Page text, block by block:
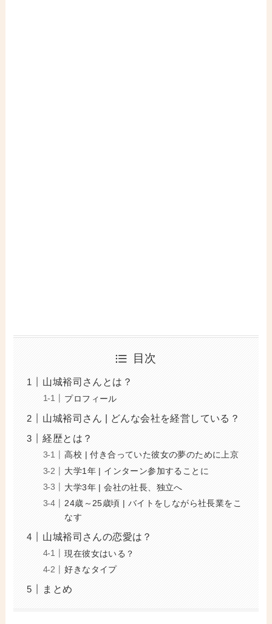
目次
山城裕司さんとは？
プロフィール
山城裕司さん | どんな会社を経営している？
経歴とは？
高校 | 付き合っていた彼女の夢のために上京
大学1年 | インターン参加することに
大学3年 | 会社の社長、独立へ
24歳～25歳頃 | バイトをしながら社長業をこ
なす
山城裕司さんの恋愛は？
現在彼女はいる？
好きなタイプ
まとめ